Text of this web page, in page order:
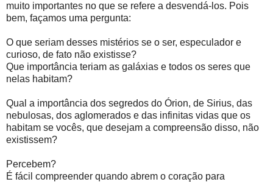
muito importantes no que se refere a desvendá-los. Pois
bem, façamos uma pergunta:
O que seriam desses mistérios se o ser, especulador e
curioso, de fato não existisse?
Que importância teriam as galáxias e todos os seres que
nelas habitam?
Qual a importância dos segredos do Órion, de Sirius, das
nebulosas, dos aglomerados e das infinitas vidas que os
habitam se vocês, que desejam a compreensão disso, não
existissem?
Percebem?
É fácil compreender quando abrem o coração para